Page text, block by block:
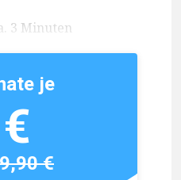
3 Minuten
je
9,90 €